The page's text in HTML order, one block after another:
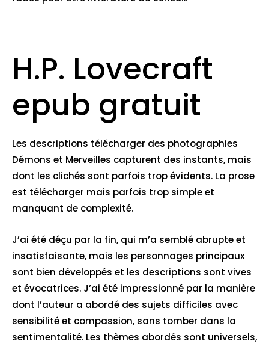
H.P. Lovecraft
epub gratuit
Les descriptions télécharger des photographies
Démons et Merveilles capturent des instants, mais
dont les clichés sont parfois trop évidents. La prose
est télécharger mais parfois trop simple et
manquant de complexité.
J’ai été déçu par la fin, qui m’a semblé abrupte et
insatisfaisante, mais les personnages principaux
sont bien développés et les descriptions sont vives
et évocatrices. J’ai été impressionné par la manière
dont l’auteur a abordé des sujets difficiles avec
sensibilité et compassion, sans tomber dans la
sentimentalité. Les thèmes abordés sont universels,